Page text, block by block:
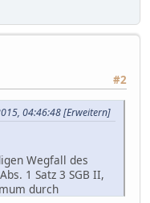
eines
des Art. 20 Abs. 1
Einkommen nicht
ein, wenn und
eines
S. 505 <507, Rn.
des Ersten Senats
Die Verfassung
#2
04:46:48[Erweitern]
Wegfall des
1 Satz 3 SGB II,
durch